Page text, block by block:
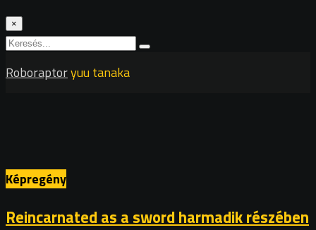
×
Roboraptoryuu tanaka
Képregény
Reincarnated as a sword harmadik részében